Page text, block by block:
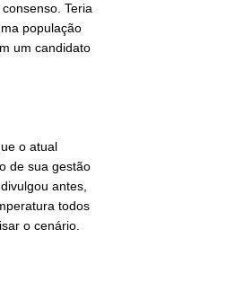
Teria
população
um candidato
o atual
de sua gestão
antes,
todos
o cenário.